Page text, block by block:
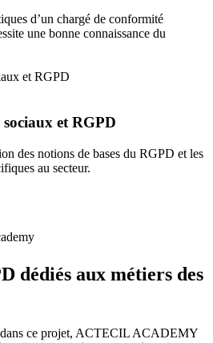
d’un chargé de conformité
une bonne connaissance du
et RGPD
des notions de bases du RGPD et les
au secteur.
dédiés aux métiers des
ce projet, ACTECIL ACADEMY